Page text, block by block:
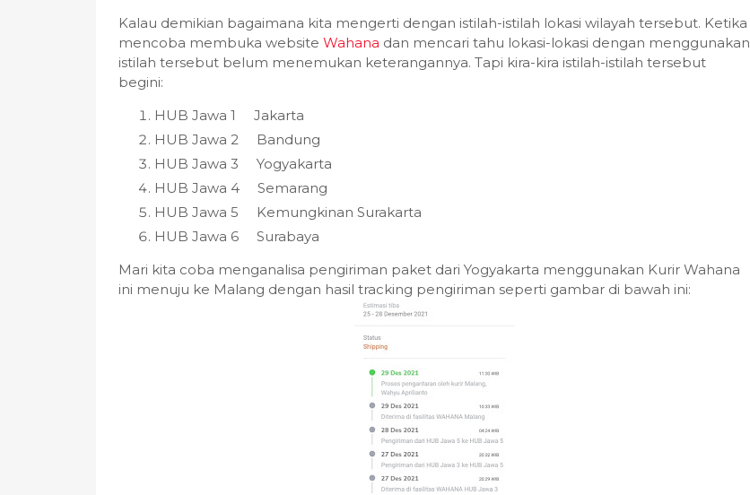
Kalau demikian bagaimana kita mengerti dengan istilah-istilah lokasi wilayah tersebut. Ketika
mencoba membuka website Wahana dan mencari tahu lokasi-lokasi dengan menggunakan
istilah tersebut belum menemukan keterangannya. Tapi kira-kira istilah-istilah tersebut
begini:
HUB Jawa 1 Jakarta
HUB Jawa 2 Bandung
HUB Jawa 3 Yogyakarta
HUB Jawa 4 Semarang
HUB Jawa 5 Kemungkinan Surakarta
HUB Jawa 6 Surabaya
Mari kita coba menganalisa pengiriman paket dari Yogyakarta menggunakan Kurir Wahana
ini menuju ke Malang dengan hasil tracking pengiriman seperti gambar di bawah ini: